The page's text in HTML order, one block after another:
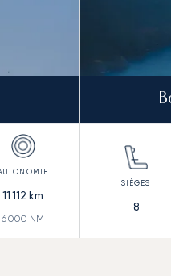
11 112 km
6 000 NM
8